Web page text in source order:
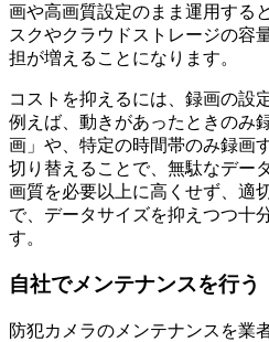
画や高画質設定のまま運用する
スクやクラウドストレージの容
担が増えることになります。
コストを抑えるには、録画の設
例えば、動きがあったときのみ
画」や、特定の時間帯のみ録画
切り替えることで、無駄なデー
画質を必要以上に高くせず、適
で、データサイズを抑えつつ十
す。
自社でメンテナンスを行う
防犯カメラのメンテナンスを業